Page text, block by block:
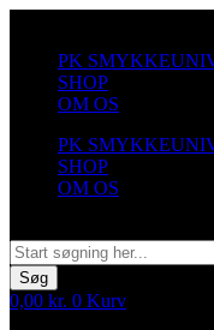
indholdPK
SHOP
OM OS
PK
SHOP
OM OS
Søg
0,00 kr. 0 Kurv